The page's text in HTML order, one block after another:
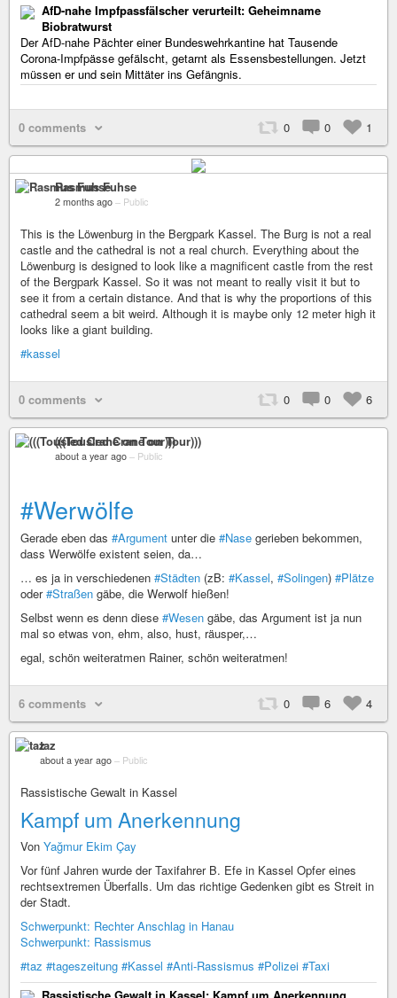
AfD-nahe Impfpassfälscher verurteilt: Geheimname
Biobratwurst
Der AfD-nahe Pächter einer Bundeswehrkantine hat Tausende
Corona-Impfpässe gefälscht, getarnt als Essensbestellungen. Jetzt
müssen er und sein Mittäter ins Gefängnis.
0 comments 0 0 1
Rasmus Fuhse
2 months ago – Public
This is the Löwenburg in the Bergpark Kassel. The Burg is not a real
castle and the cathedral is not a real church. Everything about the
Löwenburg is designed to look like a magnificent castle from the rest
of the Bergpark Kassel. So it was not meant to really visit it but to
see it from a certain distance. And that is why the proportions of this
cathedral seem a bit weird. Although it is maybe only 12 meter high it
looks like a giant building.
#kassel
0 comments 0 0 6
(((Tousled Crane on Tour)))
about a year ago – Public
#Werwölfe
Gerade eben das #Argument unter die #Nase gerieben bekommen,
dass Werwölfe existent seien, da…
… es ja in verschiedenen #Städten (zB: #Kassel, #Solingen) #Plätze
oder#Straßen gäbe, die Werwolf hießen!
Selbst wenn es denn diese #Wesen gäbe, das Argument ist ja nun
mal so etwas von, ehm, also, hust, räusper,…
egal, schön weiteratmen Rainer, schön weiteratmen!
6 comments 0 6 4
taz
about a year ago – Public
Rassistische Gewalt in Kassel
Kampf um Anerkennung
Von Yağmur Ekim Çay
Vor fünf Jahren wurde der Taxifahrer B. Efe in Kassel Opfer eines
rechts­extremen Überfalls. Um das richtige Gedenken gibt es Streit in
der Stadt.
Schwerpunkt: Rechter Anschlag in Hanau
Schwerpunkt: Rassismus
#taz #tageszeitung #Kassel #Anti-Rassismus #Polizei #Taxi
Rassistische Gewalt in Kassel: Kampf um Anerkennung